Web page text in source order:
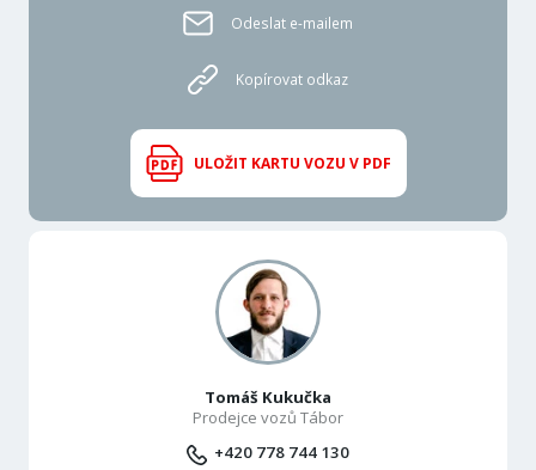
Odeslat e-mailem
Kopírovat odkaz
ULOŽIT KARTU VOZU V PDF
Tomáš Kukučka
Prodejce vozů Tábor
+420 778 744 130